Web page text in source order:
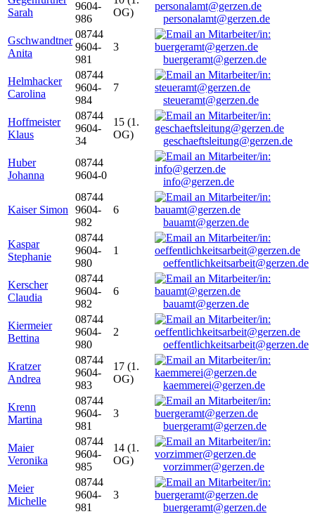
Sarah
9604-
986
OG)
personalamt@gerzen.de
Gschwandtner
Anita
08744
9604-
981
3
buergeramt@gerzen.de
Helmhacker
Carolina
08744
9604-
984
7
steueramt@gerzen.de
Hoffmeister
Klaus
08744
9604-
34
15 (1.
OG)
geschaeftsleitung@gerzen.de
Huber
Johanna
08744
9604-0
info@gerzen.de
Kaiser Simon
08744
9604-
982
6
bauamt@gerzen.de
Kaspar
Stephanie
08744
9604-
980
1
oeffentlichkeitsarbeit@gerzen.de
Kerscher
Claudia
08744
9604-
982
6
bauamt@gerzen.de
Kiermeier
Bettina
08744
9604-
980
2
oeffentlichkeitsarbeit@gerzen.de
Kratzer
Andrea
08744
9604-
983
17 (1.
OG)
kaemmerei@gerzen.de
Krenn
Martina
08744
9604-
981
3
buergeramt@gerzen.de
Maier
Veronika
08744
9604-
985
14 (1.
OG)
vorzimmer@gerzen.de
Meier
Michelle
08744
9604-
981
3
buergeramt@gerzen.de